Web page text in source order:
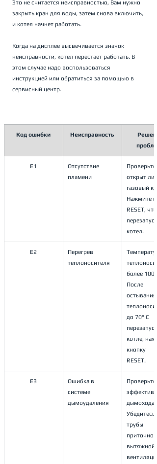
Это не считается неисправностью, Вам нужно
закрыть кран для воды, затем снова включить,
и котел начнет работать.
Когда на дисплее высвечивается значок
неисправности, котел перестает работать. В
этом случае надо воспользоваться
инструкцией или обратиться за помощью в
сервисный центр.
Код ошибки Неисправность
E1
Отсутствие
пламени
Проверьте,
открыт ли
газовый
Нажмите
RESET,
котел.
E2
Перегрев
теплоносителя
более 100°
После
остывания
до 70° С
котле,
кнопку
RESET.
E3
Ошибка в
системе
дымоудаления
Проверьте
дымохода.
Убедитесь,
трубы
приточной
вытяжной